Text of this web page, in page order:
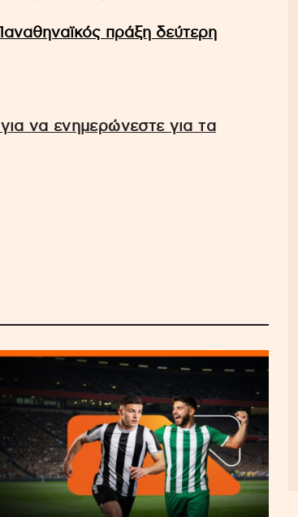
πράξη δεύτερη
να ενημερώνεστε για τα